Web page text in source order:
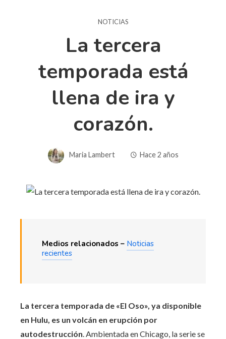
NOTICIAS
La tercera
temporada está
llena de ira y
corazón.
Maria Lambert Hace 2 años
Medios relacionados – Noticias
recientes
La tercera temporada de «El Oso», ya disponible
en Hulu, es un volcán en erupción por
autodestrucción. Ambientada en Chicago, la serie se